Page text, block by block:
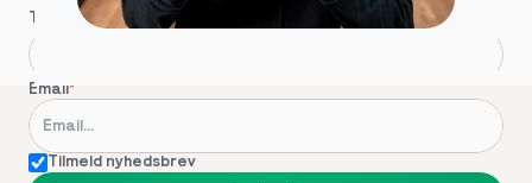
Telefon*
Email*
Tilmeld nyhedsbrev